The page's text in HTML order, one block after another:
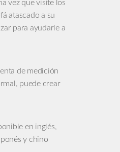
vez que visite los
atascado a su
para ayudarle a
de medición
puede crear
en inglés,
y chino